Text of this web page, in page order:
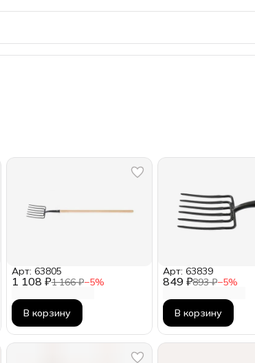
1 108 ₽1 166 ₽−5%
Арт: 63805
В корзину
849 ₽893 ₽−5%
Арт: 63839
В корзину